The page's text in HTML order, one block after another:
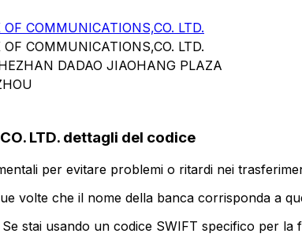
COMMUNICATIONS,CO. LTD.
COMMUNICATIONS,CO. LTD.
DADAO JIAOHANG PLAZA
LTD. dettagli del codice
per evitare problemi o ritardi nei
volte che il nome della banca corrisponda a
Se stai usando un codice SWIFT specifico per la